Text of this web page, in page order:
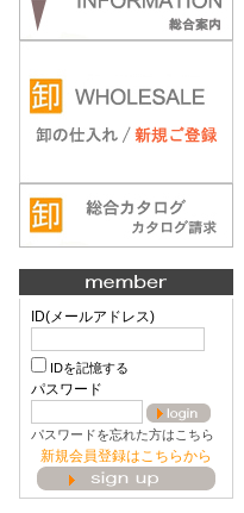
ID(メールアドレス)
IDを記憶する
パスワード
パスワードを忘れた方はこちら
新規会員登録はこちらから